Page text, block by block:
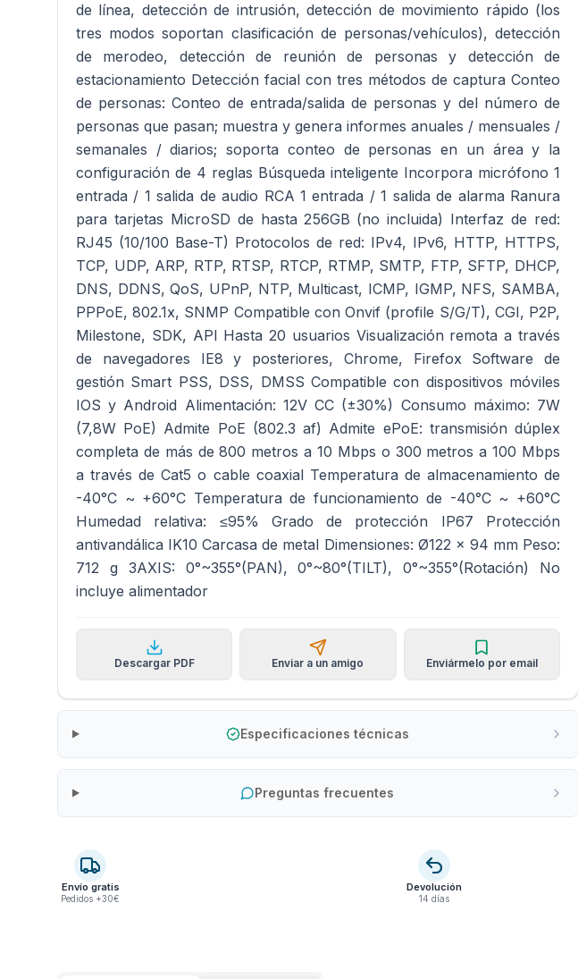
de línea, detección de intrusión, detección de movimiento rápido (los
tres modos soportan clasificación de personas/vehículos), detección
de merodeo, detección de reunión de personas y detección de
estacionamiento Detección facial con tres métodos de captura Conteo
de personas: Conteo de entrada/salida de personas y del número de
personas que pasan; muestra y genera informes anuales / mensuales /
semanales / diarios; soporta conteo de personas en un área y la
configuración de 4 reglas Búsqueda inteligente Incorpora micrófono 1
entrada / 1 salida de audio RCA 1 entrada / 1 salida de alarma Ranura
para tarjetas MicroSD de hasta 256GB (no incluida) Interfaz de red:
RJ45 (10/100 Base-T) Protocolos de red: IPv4, IPv6, HTTP, HTTPS,
TCP, UDP, ARP, RTP, RTSP, RTCP, RTMP, SMTP, FTP, SFTP, DHCP,
DNS, DDNS, QoS, UPnP, NTP, Multicast, ICMP, IGMP, NFS, SAMBA,
PPPoE, 802.1x, SNMP Compatible con Onvif (profile S/G/T), CGI, P2P,
Milestone, SDK, API Hasta 20 usuarios Visualización remota a través
de navegadores IE8 y posteriores, Chrome, Firefox Software de
gestión Smart PSS, DSS, DMSS Compatible con dispositivos móviles
IOS y Android Alimentación: 12V CC (±30%) Consumo máximo: 7W
(7,8W PoE) Admite PoE (802.3 af) Admite ePoE: transmisión dúplex
completa de más de 800 metros a 10 Mbps o 300 metros a 100 Mbps
a través de Cat5 o cable coaxial Temperatura de almacenamiento de
-40°C ~ +60°C Temperatura de funcionamiento de -40°C ~ +60°C
Humedad relativa: ≤95% Grado de protección IP67 Protección
antivandálica IK10 Carcasa de metal Dimensiones: Ø122 x 94 mm Peso:
712 g 3AXIS: 0°~355°(PAN), 0°~80°(TILT), 0°~355°(Rotación) No
incluye alimentador
Descargar PDF Enviar a un amigo Enviármelo por email
Especificaciones técnicas
Preguntas frecuentes
Envío gratis
Pedidos +30€
Devolución
14 días